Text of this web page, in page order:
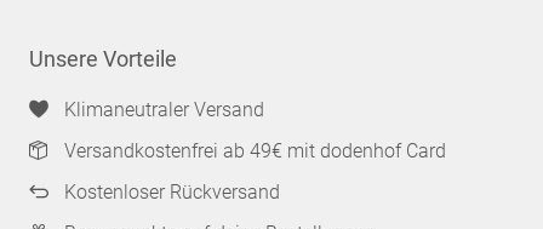
Unsere Vorteile
Klimaneutraler Versand
Versandkostenfrei ab 49€ mit dodenhof Card
Kostenloser Rückversand